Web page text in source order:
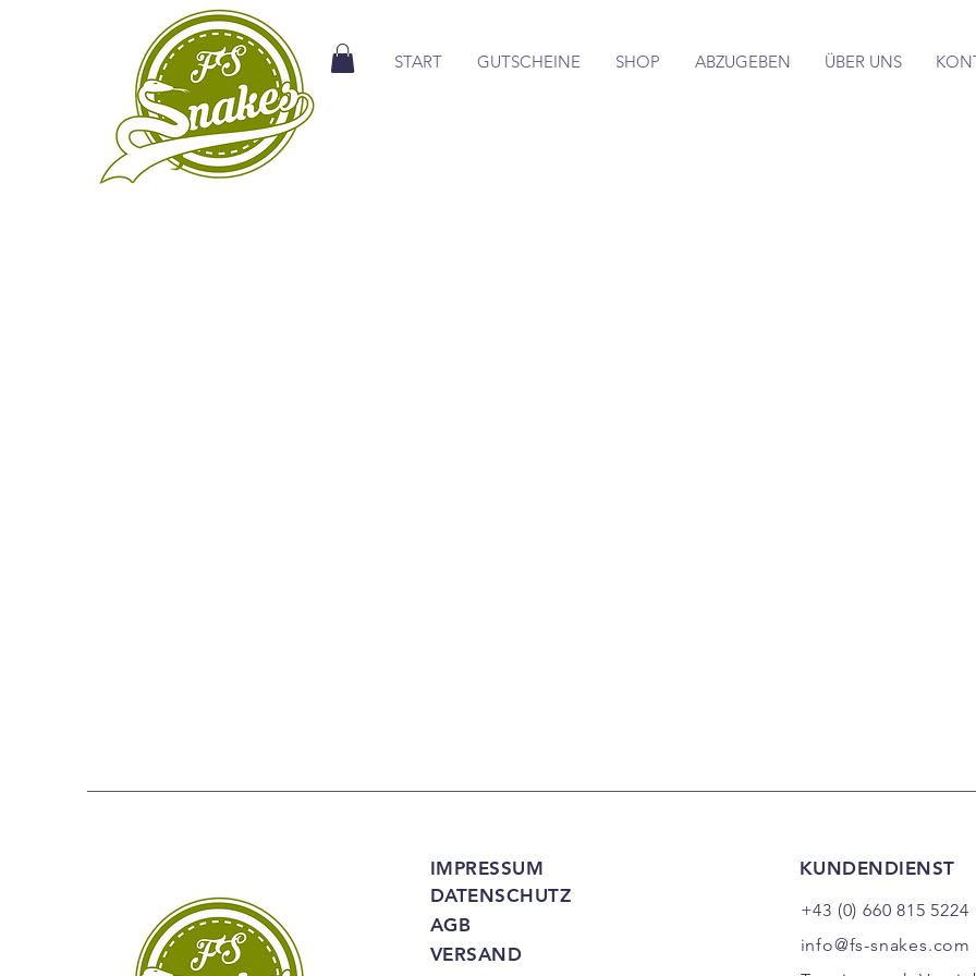
START GUTSCHEINE SHOP ABZUGEBEN ÜBER UNS
IMPRESSUM
DATENSCHUTZ
AGB
VERSAND
KUNDENDIENST
+43 (0) 660 815 5224
info@fs-snakes.com